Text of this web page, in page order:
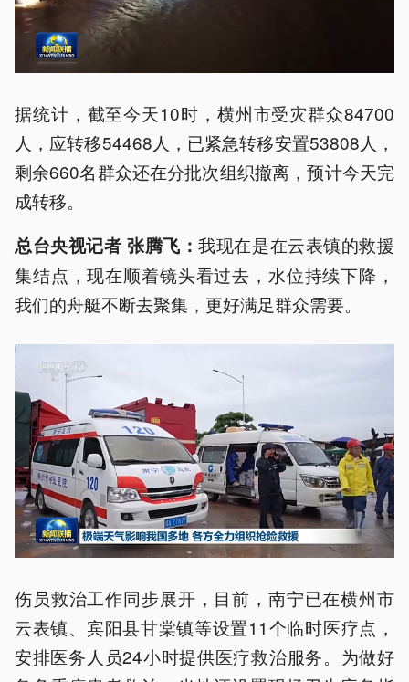
据统计，截至今天10时，横州市受灾群众84700
人，应转移54468人，已紧急转移安置53808人，
剩余660名群众还在分批次组织撤离，预计今天完
成转移。
总台央视记者 张腾飞：我现在是在云表镇的救援
集结点，现在顺着镜头看过去，水位持续下降，
我们的舟艇不断去聚集，更好满足群众需要。
伤员救治工作同步展开，目前，南宁已在横州市
云表镇、宾阳县甘棠镇等设置11个临时医疗点，
安排医务人员24小时提供医疗救治服务。为做好